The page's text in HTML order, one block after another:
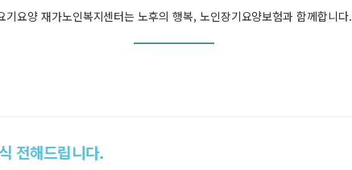
기요양 재가노인복지센터는 노후의 행복, 노인장기요양보험과 함께합니다.
전해드립니다.